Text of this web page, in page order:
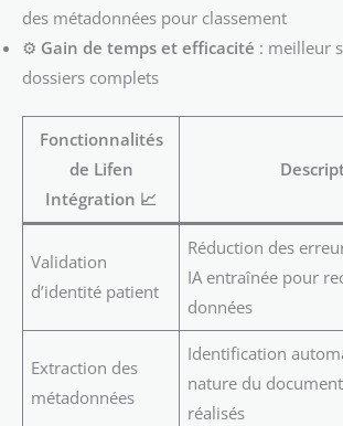
des métadonnées pour classement
⚙️ Gain de temps et efficacité : meilleur
dossiers complets
Fonctionnalités
de Lifen
Intégration 📈
Validation
d’identité patient
Réduction des
IA entraînée pour
données
Extraction des
métadonnées
Identification
nature du
réalisés